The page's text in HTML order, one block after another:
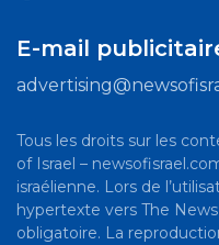
E-mail
Tous les droits sur les
of Israel –
israélienne. Lors de
hypertexte vers The
obligatoire. La